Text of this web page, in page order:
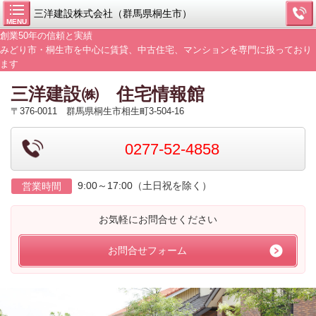
MENU
三洋建設株式会社（群馬県桐生市）
創業50年の信頼と実績
みどり市・桐生市を中心に賃貸、中古住宅、マンションを専門に扱っており
ます
三洋建設㈱ 住宅情報館
〒376-0011 群馬県桐生市相生町3-504-16
0277-52-4858
営業時間 9:00～17:00（土日祝を除く）
お気軽にお問合せください
お問合せフォーム